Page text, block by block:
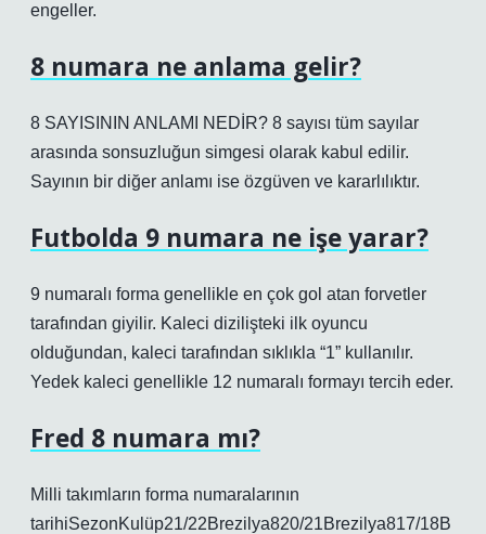
engeller.
8 numara ne anlama gelir?
8 SAYISININ ANLAMI NEDİR? 8 sayısı tüm sayılar
arasında sonsuzluğun simgesi olarak kabul edilir.
Sayının bir diğer anlamı ise özgüven ve kararlılıktır.
Futbolda 9 numara ne işe yarar?
9 numaralı forma genellikle en çok gol atan forvetler
tarafından giyilir. Kaleci dizilişteki ilk oyuncu
olduğundan, kaleci tarafından sıklıkla “1” kullanılır.
Yedek kaleci genellikle 12 numaralı formayı tercih eder.
Fred 8 numara mı?
Milli takımların forma numaralarının
tarihiSezonKulüp21/22Brezilya820/21Brezilya817/18B